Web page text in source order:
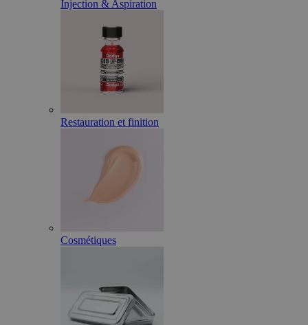
Injection & Aspiration
Restauration et finition
Cosmétiques